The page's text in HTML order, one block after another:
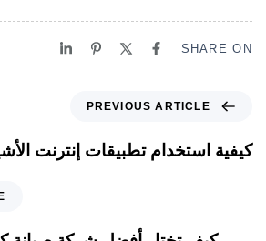
SHARE ON
PREVIOUS ARTICLE
كيفية استخدام تطبيقات إنترنت